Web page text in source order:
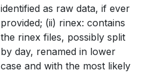
identified as raw data, if ever
provided; (ii) rinex: contains
the rinex files, possibly split
by day, renamed in lower
case and with the most likely